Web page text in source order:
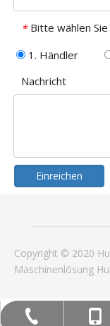
* Bitte wählen
1. Händler
Nachricht
Einreichen
Copyright © 2020
Maschinenlösung